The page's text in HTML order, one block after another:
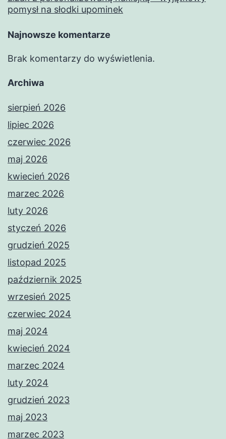
pomysł na słodki upominek
Najnowsze komentarze
Brak komentarzy do wyświetlenia.
Archiwa
sierpień 2026
lipiec 2026
czerwiec 2026
maj 2026
kwiecień 2026
marzec 2026
luty 2026
styczeń 2026
grudzień 2025
listopad 2025
październik 2025
wrzesień 2025
czerwiec 2024
maj 2024
kwiecień 2024
marzec 2024
luty 2024
grudzień 2023
maj 2023
marzec 2023